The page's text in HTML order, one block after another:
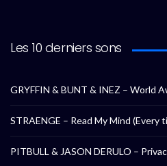
Les 10 derniers sons
GRYFFIN & BUNT & INEZ – World
STRAENGE – Read My Mind (Every
PITBULL & JASON DERULO –